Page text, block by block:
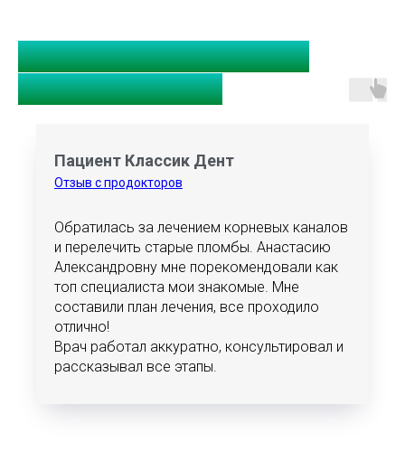
Отзывы об Анасиасии
Александровне
Пациент Классик Дент
Отзыв с продокторов
Обратилась за лечением корневых каналов
и перелечить старые пломбы. Анастасию
Александровну мне порекомендовали как
топ специалиста мои знакомые. Мне
составили план лечения, все проходило
отлично!
Врач работал аккуратно, консультировал и
рассказывал все этапы.